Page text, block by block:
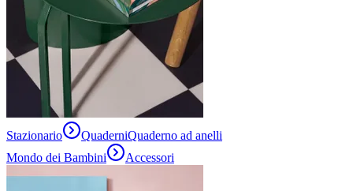
Stazionario QuaderniQuaderno ad anelli
Mondo dei Bambini
Accessori